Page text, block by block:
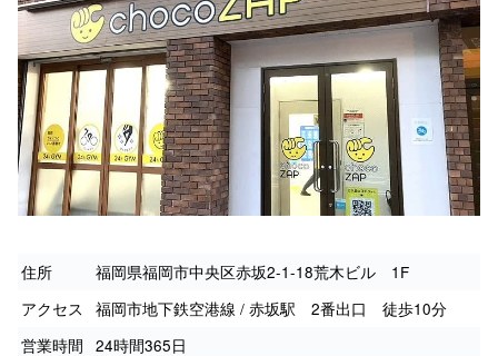
住所
福岡県福岡市中央区赤坂2-1-18荒木ビル 1F
アクセス
福岡市地下鉄空港線 / 赤坂駅 2番出口 徒歩10分
営業時間 24時間365日